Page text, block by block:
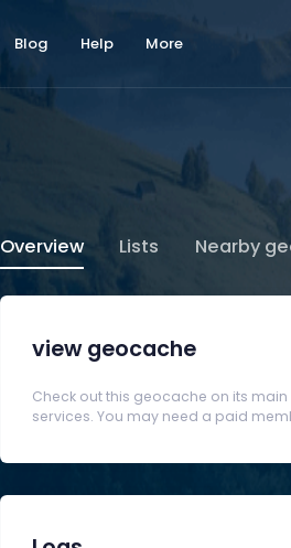
Blog Help More
Overview Lists Nearby
view geocache
Check out this geocache on its
services. You may need a paid